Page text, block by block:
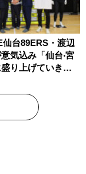
台89ERS・渡辺
気込み「仙台‧宮
り上げていきた